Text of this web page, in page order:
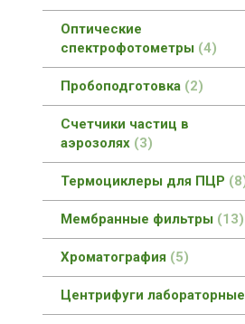
Оптические
спектрофотометры 4
Пробоподготовка 2
Счетчики частиц в
аэрозолях
3
Термоциклеры для ПЦР 8
Мембранные фильтры 13
Хроматография 5
Центрифуги лабораторные